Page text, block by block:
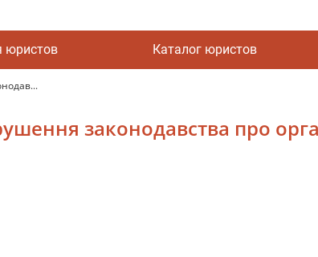
юристов Каталог юристов
законодавства про